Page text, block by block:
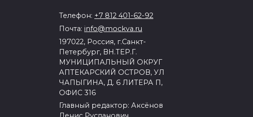
Телефон: +7 812 401-62-92
Почта: info@mockva.ru
197022, Россия, г.Санкт-
Петербург, ВН.ТЕР.Г.
МУНИЦИПАЛЬНЫЙ ОКРУГ
АПТЕКАРСКИЙ ОСТРОВ, УЛ
ЧАПЫГИНА, Д. 6 ЛИТЕРА П,
ОФИС 316
Главный редактор: Аксёнов